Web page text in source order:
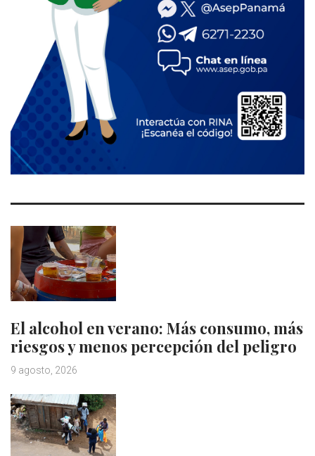
El alcohol en verano: Más consumo, más
riesgos y menos percepción del peligro
9 agosto, 2026